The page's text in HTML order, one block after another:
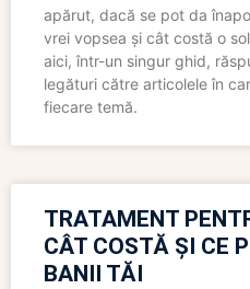
apărut, dacă se pot da
vrei vopsea și cât costă o
aici, într-un singur ghid,
legături către articolele în
fiecare temă.
TRATAMENT
CÂT COSTĂ ȘI CE
BANII TĂI